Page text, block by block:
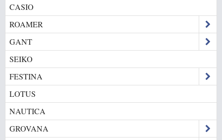
CASIO
ROAMER
GANT
SEIKO
FESTINA
LOTUS
NAUTICA
GROVANA